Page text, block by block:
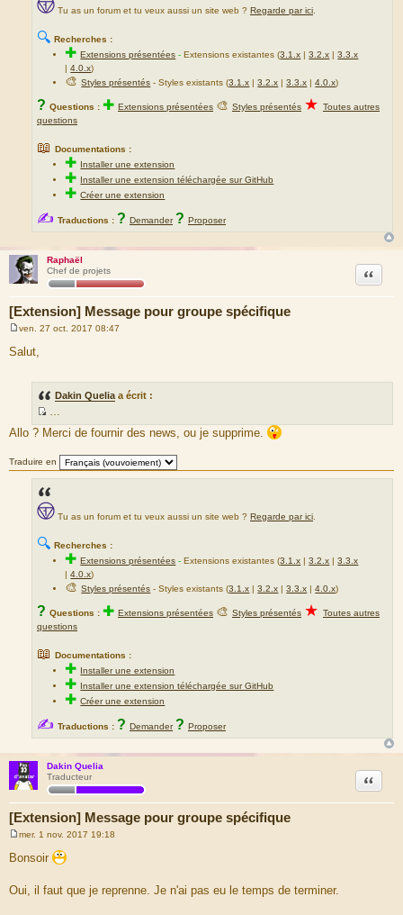
Tu as un forum et tu veux aussi un site web ? Regarde par ici
🔍 Recherches :
✚Extensions présentées -Extensions existantes (3.1.x |3.2.x |3.3.x
|4.0.x)
🎨Styles présentés - Styles existants (3.1.x |3.2.x |3.3.x |4.0.x)
? Questions : ✚ Extensions présentées 🎨 Styles présentés ★ Toutes autres
questions
📖 Documentations :
✚ Installer une extension
✚ Installer une extension téléchargée sur GitHub
✚Créer une extension
✍ Traductions : ? Demander ? Proposer
Raphaël
Chef de projets
[Extension] Message pour groupe spécifique
Citation
e
s
ven. 27 oct. 2017 08:47
Salut,
Dakin Quelia a écrit :
S
o
r
c
e
d
m
a
g
e
…
Allo ? Merci de fournir des news, ou je supprime.
Traduire en
Tu as un forum et tu veux aussi un site web ? Regarde par ici
🔍 Recherches :
✚Extensions présentées -Extensions existantes (3.1.x |3.2.x |3.3.x
|4.0.x)
🎨Styles présentés - Styles existants (3.1.x |3.2.x |3.3.x |4.0.x)
? Questions : ✚ Extensions présentées 🎨 Styles présentés ★ Toutes autres
questions
📖 Documentations :
✚ Installer une extension
✚ Installer une extension téléchargée sur GitHub
✚Créer une extension
✍ Traductions : ? Demander ? Proposer
Dakin Quelia
Traducteur
[Extension] Message pour groupe spécifique
Citation
s
g
mer. 1 nov. 2017 19:18
Bonsoir
Oui, il faut que je reprenne. Je n'ai pas eu le temps de terminer.